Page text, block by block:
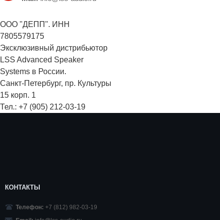
ООО "ДЕПП". ИНН
7805579175
Эксклюзивный дистрибьютор
LSS Advanced Speaker
Systems в России.
Санкт-Петербург, пр. Культуры
15 корп. 1
Тел.: +7 (905) 212-03-19
КОНТАКТЫ
Телефон: +7 (812) 982-03-19